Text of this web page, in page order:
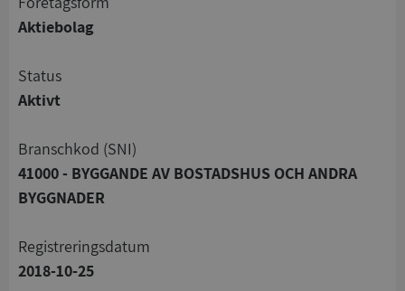
Aktiebolag
status
Aktivt
branschkod (SNI)
41000 - BYGGANDE AV BOSTADSHUS OCH ANDRA
BYGGNADER
registreringsdatum
2018-10-25